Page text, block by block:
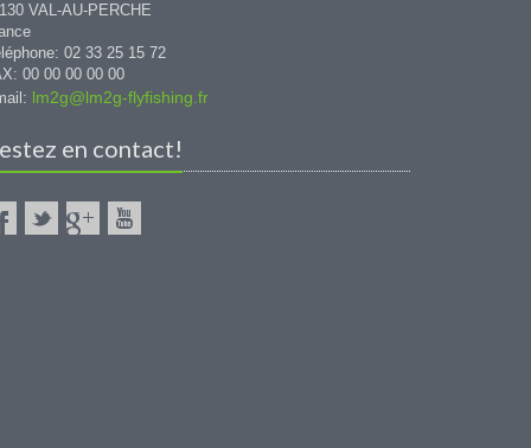
VAL-AU-PERCHE
02 33 25 15 72
00 00 00 00 00
lm2g@lm2g-flyfishing.fr
en contact!